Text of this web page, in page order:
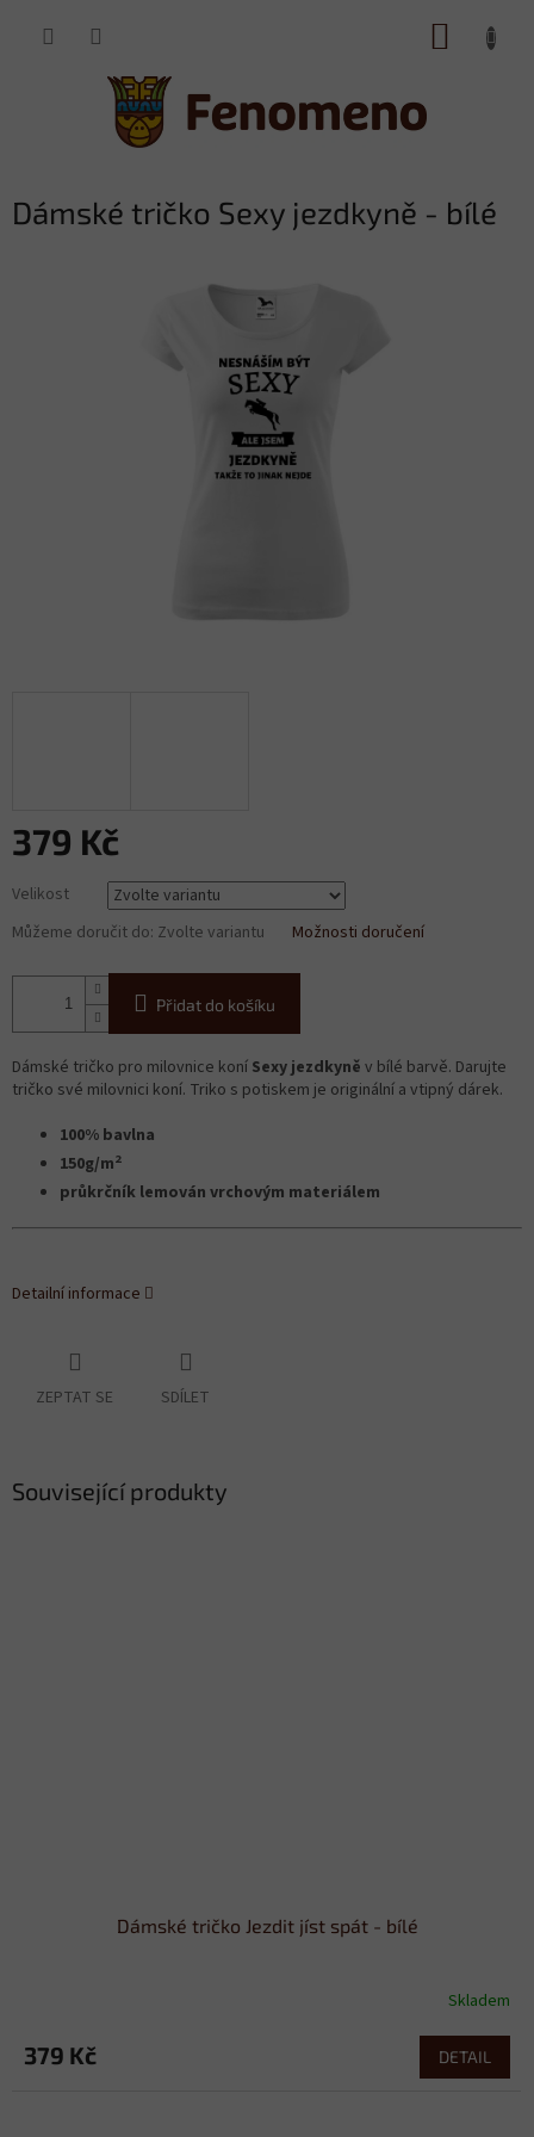
Dámské tričko Sexy jezdkyně - bílé
379 Kč
cena:
Velikost
Můžeme doručit do: Zvolte variantu Možnosti doručení
Přidat do košíku
Dámské tričko pro milovnice koní Sexy jezdkyně v bílé barvě. Darujte
tričko své milovnici koní. Triko s potiskem je originální a vtipný dárek.
100% bavlna
150g/m2
průkrčník lemován vrchovým materiálem
Detailní informace
ZEPTAT SE SDÍLET
Související produkty
Dámské tričko Jezdit jíst spát - bílé
Skladem
379 Kč DETAIL